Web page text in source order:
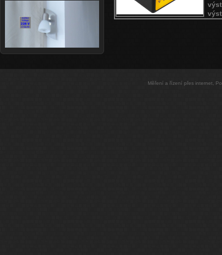
Měření a řízení přes internet,